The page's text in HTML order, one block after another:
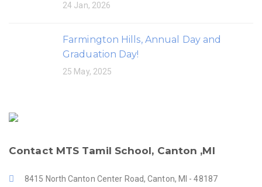
24 Jan, 2026
Farmington Hills, Annual Day and
Graduation Day!
25 May, 2025
Contact MTS Tamil School, Canton ,MI
8415 North Canton Center Road, Canton, MI - 48187